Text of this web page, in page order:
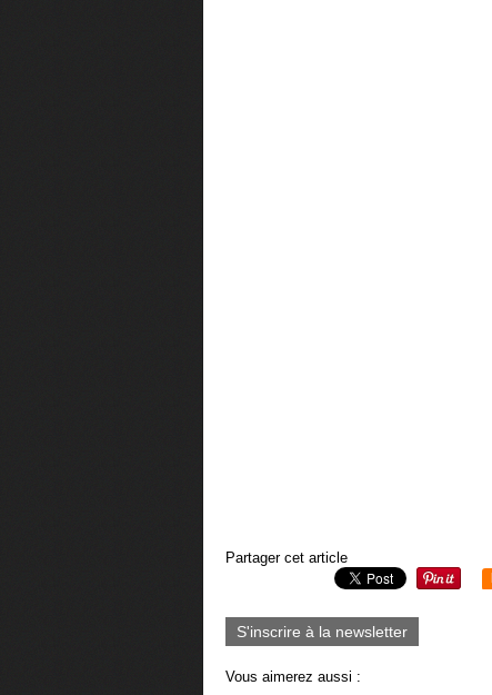
Partager cet article
S'inscrire à la newsletter
Vous aimerez aussi :